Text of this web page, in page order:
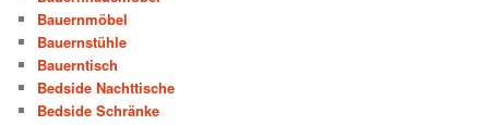
Bauernmöbel
Bauernstühle
Bauerntisch
Bedside Nachttische
Bedside Schränke